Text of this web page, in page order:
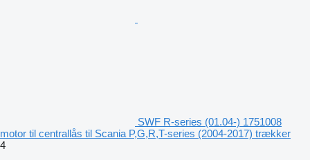
SWF R-series (01.04-) 1751008
motor til centrallås til Scania P,G,R,T-series (2004-2017) trækker
4